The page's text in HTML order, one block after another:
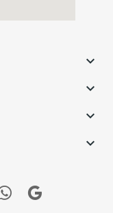



